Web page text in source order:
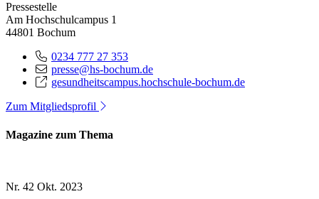
Pressestelle
Am Hochschulcampus 1
44801 Bochum
0234 777 27 353
presse@hs-bochum.de
gesundheitscampus.hochschule-bochum.de
Zum Mitgliedsprofil
Magazine zum Thema
Nr. 42 Okt. 2023